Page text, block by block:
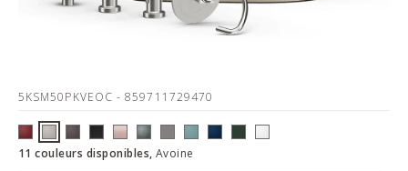
5KSM50PKVEOC- 859711729470
11 couleurs disponibles, Avoine